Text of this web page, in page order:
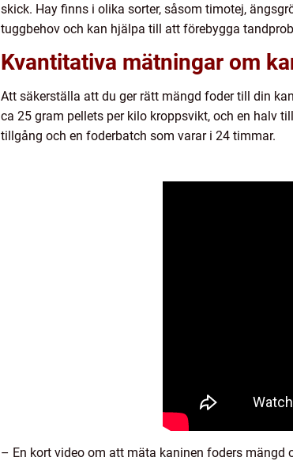
skick. Hay finns i olika sorter, såsom timotej,
tuggbehov och kan hjälpa till att förebygga
Kvantitativa mätningar om
Att säkerställa att du ger rätt mängd foder till din
ca 25 gram pellets per kilo kroppsvikt, och en halv
tillgång och en foderbatch som varar i 24 timmar.
– En kort video om att mäta kaninen foders mängd